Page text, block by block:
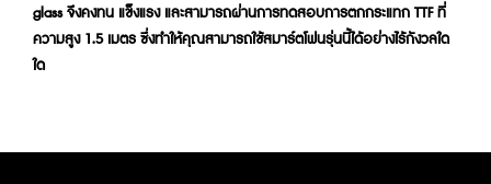
glass จึงคงทน แข็งแรง และสามารถผ่านการทดสอบการตกกระแทก TTF ที่
ความสูง 1.5 เมตร ซึ่งทำให้คุณสามารถใช้สมาร์ตโฟนรุ่นนี้ได้อย่างไร้กังวลใด
ใด